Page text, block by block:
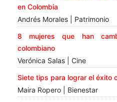
en Colombia
Andrés Morales | Patrimonio
8 mujeres que han
colombiano
Verónica Salas | Cine
Siete tips para lograr el éxito
Maira Ropero | Bienestar